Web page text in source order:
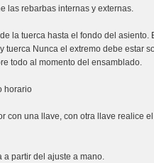
las rebarbas internas y externas.
la tuerca hasta el fondo del asiento.
tuerca Nunca el extremo debe estar
todo al momento del ensamblado.
horario
con una llave, con otra llave realice
a partir del ajuste a mano.